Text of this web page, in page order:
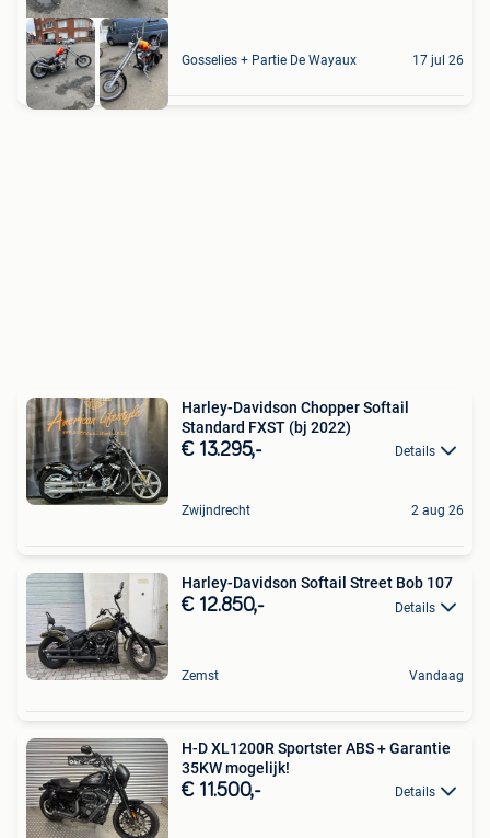
Gosselies + Partie De Wayaux 17 jul 26
Harley-Davidson Chopper Softail
Standard FXST (bj 2022)
€ 13.295,- Details
Zwijndrecht 2 aug 26
Harley-Davidson Softail Street Bob 107
€ 12.850,- Details
Zemst Vandaag
H-D XL1200R Sportster ABS + Garantie
35KW mogelijk!
€ 11.500,- Details